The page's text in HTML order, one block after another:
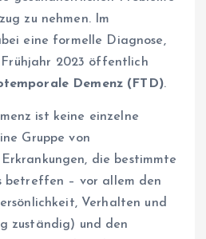
zu nehmen. Im
eine formelle Diagnose,
Frühjahr 2023 öffentlich
Demenz (FTD).
ist keine einzelne
Gruppe von
die bestimmte
betreffen – vor allem den
Verhalten und
zuständig) und den